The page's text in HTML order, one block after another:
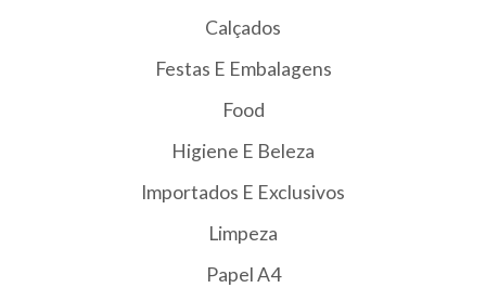
Calçados
Festas E Embalagens
Food
Higiene E Beleza
Importados E Exclusivos
Limpeza
Papel A4